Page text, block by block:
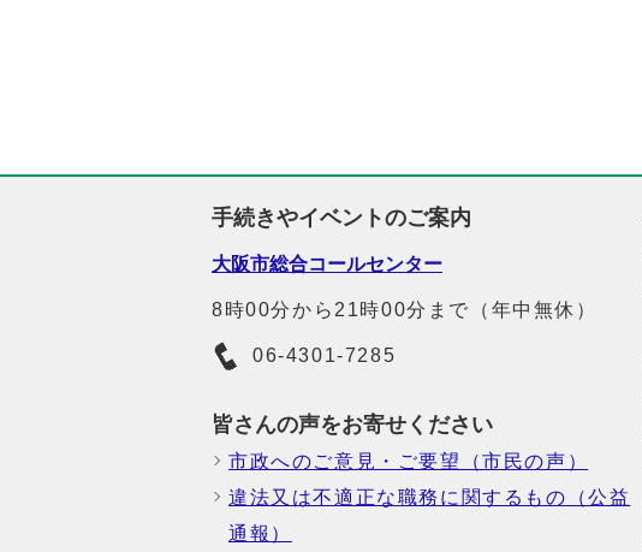
手続きやイベントのご案内
大阪市総合コールセンター
8時00分から21時00分まで（年中無休）
06-4301-7285
皆さんの声をお寄せください
市政へのご意見・ご要望（市民の声）
違法又は不適正な職務に関するもの（公益
通報）